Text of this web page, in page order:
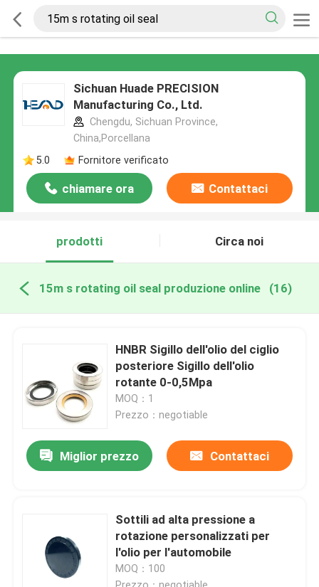
Sichuan Huade PRECISION
Manufacturing Co., Ltd.
Chengdu, Sichuan Province,
China,Porcellana
5.0
Fornitore verificato
chiamare ora Contattaci
prodotti Circa noi
15m s rotating oil seal produzione online (16)
HNBR Sigillo dell'olio del ciglio
posteriore Sigillo dell'olio
rotante 0-0,5Mpa
MOQ：1
Prezzo：negotiable
Miglior prezzo Contattaci
Sottili ad alta pressione a
rotazione personalizzati per
l'olio per l'automobile
MOQ：100
Prezzo：negotiable